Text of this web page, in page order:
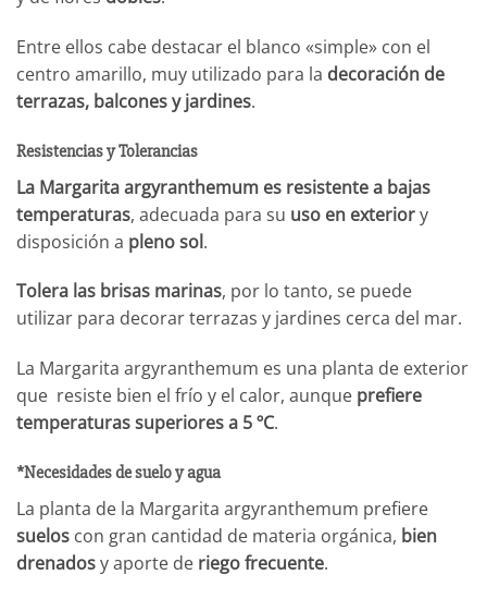
Entre ellos cabe destacar el blanco «simple» con el
centro amarillo, muy utilizado para la decoración de
terrazas, balcones y jardines.
Resistencias y Tolerancias
La Margarita argyranthemum es resistente a bajas
temperaturas, adecuada para su uso en exteriory
disposición a pleno sol.
Tolera las brisas marinas, por lo tanto, se puede
utilizar para decorar terrazas y jardines cerca del mar.
La Margarita argyranthemum es una planta de exterior
que resiste bien el frío y el calor, aunque prefiere
temperaturas superiores a 5 ºC.
*Necesidades de suelo y agua
La planta de la Margarita argyranthemum prefiere
suelos con gran cantidad de materia orgánica, bien
drenadosy aporte de riego frecuente.